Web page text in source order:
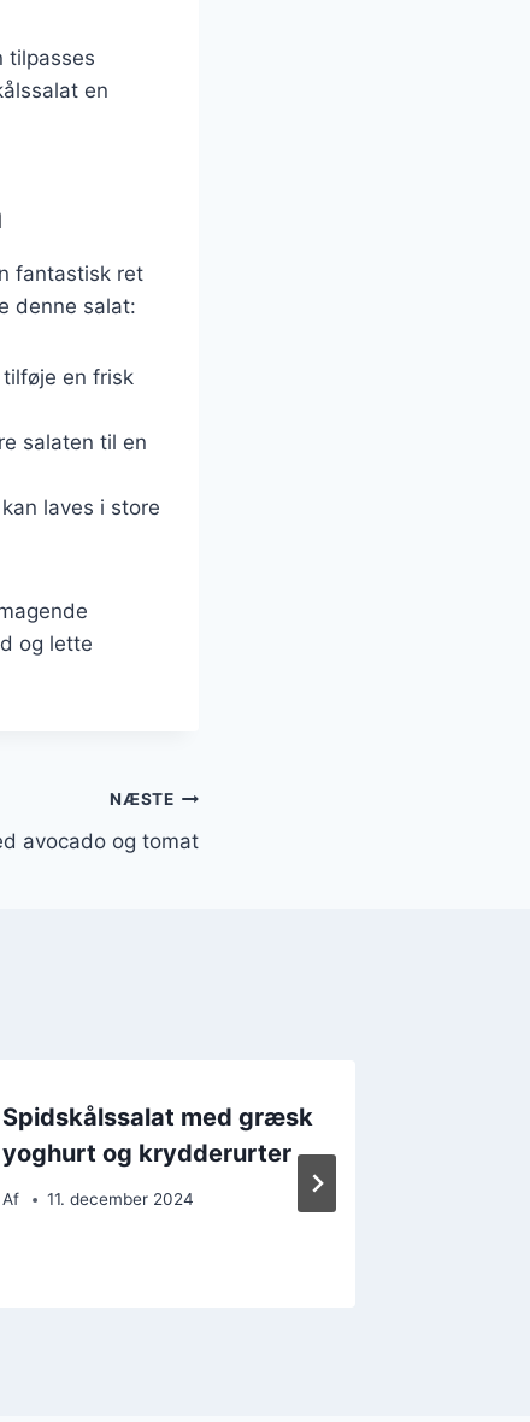
tilpasses
en
fantastisk ret
denne salat:
en frisk
salaten til en
laves i store
og lette
NÆSTE
avocado og tomat
Spidskålssalat med græsk
yoghurt og krydderurter
Af 11. december 2024